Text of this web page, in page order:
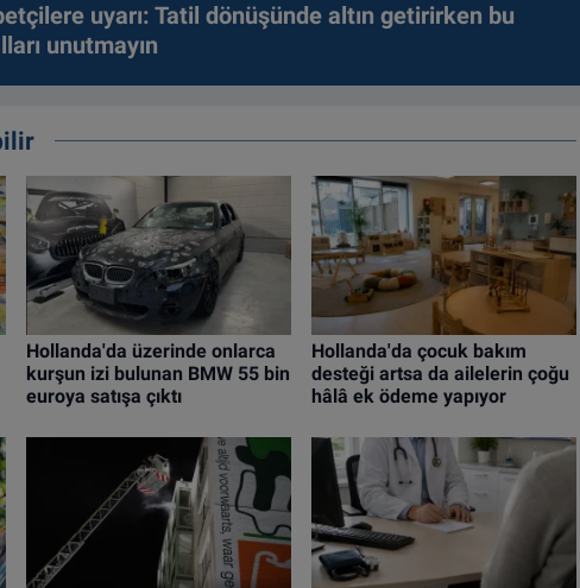
uyarı: Tatil dönüşünde altın getirirken bu
unutmayın
Hollanda'da üzerinde onlarca
kurşun izi bulunan BMW 55 bin
euroya satışa çıktı
Hollanda'da çocuk bakım
desteği artsa da ailelerin çoğu
hâlâ ek ödeme yapıyor